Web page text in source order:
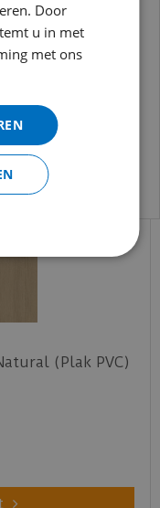
(Plak PVC)
helaas niet
verwerkt
wat je van ons
via
Door
u in met
met ons